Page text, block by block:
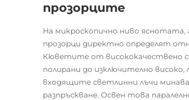
прозорците
На микроскопично ниво
прозорци директно определят
Кюветите от висококачествено
полирани до изключително високо,
входящите светлинни лъчи
разпръскване. Освен това